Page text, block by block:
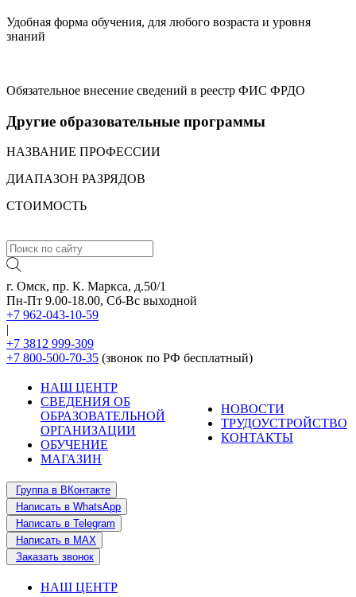
Удобная форма обучения, для любого возраста и уровня
знаний
Обязательное внесение сведений в реестр ФИС ФРДО
Другие образовательные программы
НАЗВАНИЕ ПРОФЕССИИ
ДИАПАЗОН РАЗРЯДОВ
СТОИМОСТЬ
г. Омск, пр. К. Маркса, д.50/1
Пн-Пт 9.00-18.00, Сб-Вс выходной
+7 962-043-10-59
|
+7 3812 999-309
+7 800-500-70-35 (звонок по РФ бесплатный)
НАШ ЦЕНТР
СВЕДЕНИЯ ОБ
ОБРАЗОВАТЕЛЬНОЙ
ОРГАНИЗАЦИИ
ОБУЧЕНИЕ
МАГАЗИН
НОВОСТИ
ТРУДОУСТРОЙСТВО
КОНТАКТЫ
Группа в ВКонтакте
Написать в WhatsApp
Написать в Telegram
Написать в MAX
Заказать звонок
НАШ ЦЕНТР